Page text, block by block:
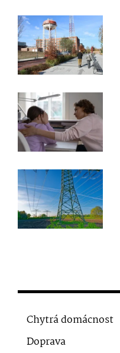
Chytrá domácnost
Doprava